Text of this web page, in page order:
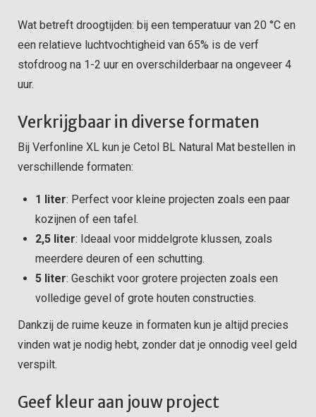
Wat betreft droogtijden: bij een temperatuur van 20 °C en
een relatieve luchtvochtigheid van 65% is de verf
stofdroog na 1-2 uur en overschilderbaar na ongeveer 4
uur.
Verkrijgbaar in diverse formaten
Bij Verfonline XL kun je Cetol BL Natural Mat bestellen in
verschillende formaten:
1 liter: Perfect voor kleine projecten zoals een paar
kozijnen of een tafel.
2,5 liter: Ideaal voor middelgrote klussen, zoals
meerdere deuren of een schutting.
5 liter: Geschikt voor grotere projecten zoals een
volledige gevel of grote houten constructies.
Dankzij de ruime keuze in formaten kun je altijd precies
vinden wat je nodig hebt, zonder dat je onnodig veel geld
verspilt.
Geef kleur aan jouw project